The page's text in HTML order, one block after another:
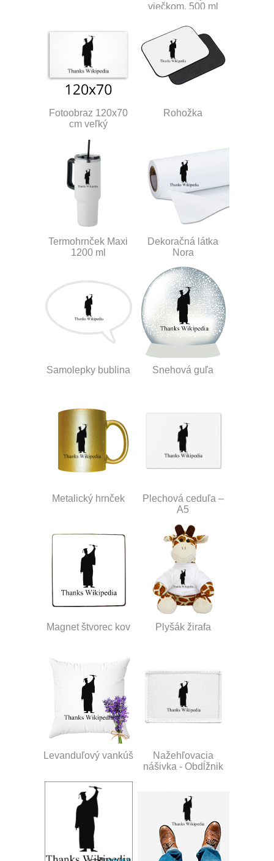
viečkom, 500 ml
Fotoobraz 120x70
cm veľký
Rohožka
Termohrnček Maxi
1200 ml
Dekoračná látka
Nora
Samolepky bublina Snehová guľa
Metalický hrnček
Plechová ceduľa –
A5
Magnet štvorec kov Plyšák žirafa
Levanduľový vankúš
Nažehľovacia
nášivka - Obdĺžnik